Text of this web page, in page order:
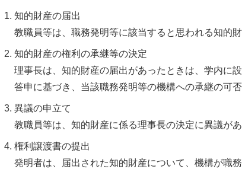
知的財産の届出
教職員等は、職務発明等に該当すると思われる知的
知的財産の権利の承継等の決定
理事長は、知的財産の届出があったときは、学内に
答申に基づき、当該職務発明等の機構への承継の可
異議の申立て
教職員等は、知的財産に係る理事長の決定に異議が
権利譲渡書の提出
発明者は、届出された知的財産について、機構が職